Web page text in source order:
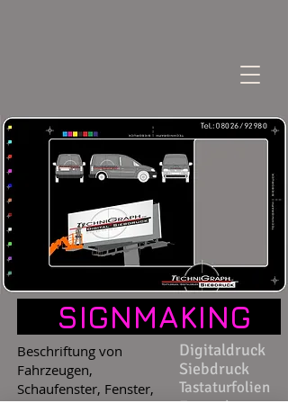
Beschriftung von
Fahrzeugen,
Schaufenster, Fenster,
SIGNMAKING
Digitaldruck
Siebdruck
Tastaturfolien